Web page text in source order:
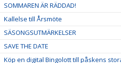
SOMMAREN ÄR RÄDDAD!
Kallelse till Årsmöte
SÄSONGSUTMÄRKELSER
SAVE THE DATE
Köp en digital Bingolott till påskens